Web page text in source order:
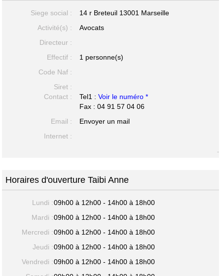
Siege social : 14 r Breteuil 13001 Marseille
Activité(s) :
Avocats
Directeur :
Effectif :
1 personne(s)
Code Naf :
Siret :
Contact :
Tel1 :Voir le numéro *
Fax : 04 91 57 04 06
Email :
Envoyer un mail
Internet :
-
Horaires d'ouverture Taibi Anne
Lundi :09h00 à 12h00 - 14h00 à 18h00
Mardi :09h00 à 12h00 - 14h00 à 18h00
Mercredi :09h00 à 12h00 - 14h00 à 18h00
Jeudi :09h00 à 12h00 - 14h00 à 18h00
Vendredi :09h00 à 12h00 - 14h00 à 18h00